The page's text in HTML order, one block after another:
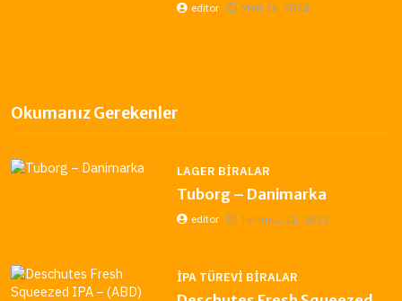
editor Mart 26, 2024
Okumanız Gerekenler
LAGER BIRALAR
Tuborg – Danimarka
editor Temmuz 12, 2023
İPA TÜREVI BIRALAR